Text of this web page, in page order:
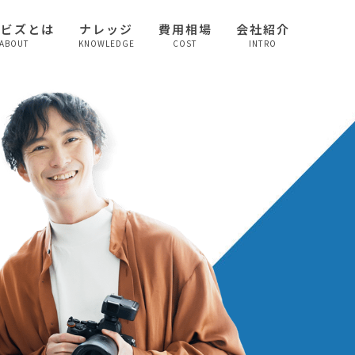
ズとは ナレッジ
KNOWLEDGE
費用相場
COST
会社紹介
INTRO